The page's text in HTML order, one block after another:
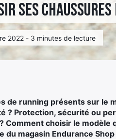
ses
2022 - 3 minutes de lecture
de running présents sur le
? Protection, sécurité ou
Comment choisir le modèle
du magasin Endurance